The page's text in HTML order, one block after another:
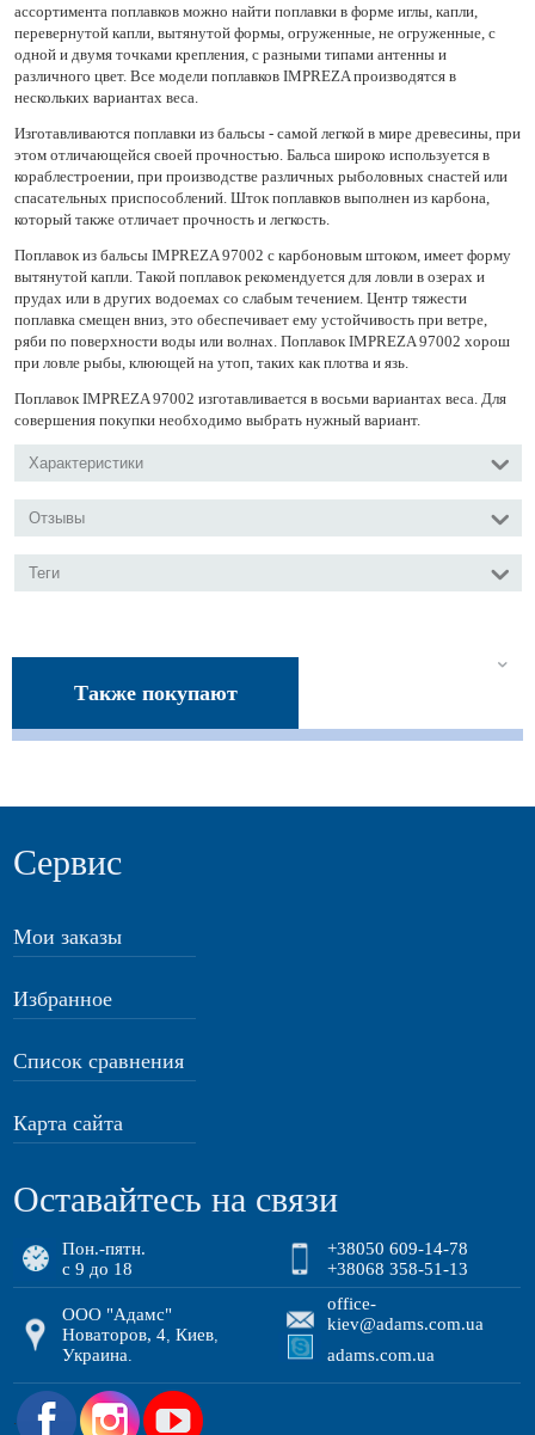
ассортимента поплавков можно найти поплавки в форме иглы, капли,
перевернутой капли, вытянутой формы, огруженные, не огруженные, с
одной и двумя точками крепления, с разными типами антенны и
различного цвет. Все модели поплавков IMPREZA производятся в
нескольких вариантах веса.
Изготавливаются поплавки из бальсы - самой легкой в мире древесины, при
этом отличающейся своей прочностью. Бальса широко используется в
кораблестроении, при производстве различных рыболовных снастей или
спасательных приспособлений. Шток поплавков выполнен из карбона,
который также отличает прочность и легкость.
Поплавок из бальсы IMPREZA 97002 с карбоновым штоком, имеет форму
вытянутой капли. Такой поплавок рекомендуется для ловли в озерах и
прудах или в других водоемах со слабым течением. Центр тяжести
поплавка смещен вниз, это обеспечивает ему устойчивость при ветре,
ряби по поверхности воды или волнах. Поплавок IMPREZA 97002 хорош
при ловле рыбы, клюющей на утоп, таких как плотва и язь.
Поплавок IMPREZA 97002 изготавливается в восьми вариантах веса. Для
совершения покупки необходимо выбрать нужный вариант.
Характеристики
Отзывы
Теги
Также покупают
Сервис
Мои заказы
Избранное
Список сравнения
Карта сайта
Оставайтесь на связи
Пон.-пятн.
с 9 до 18
+38050 609-14-78
+38068 358-51-13
ООО "Адамс"
Новаторов, 4 ,Киев
Украина
office-
kiev@adams.com.ua
adams.com.ua
.